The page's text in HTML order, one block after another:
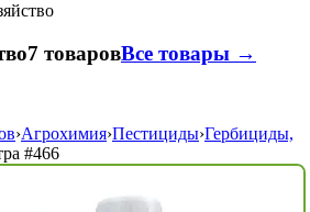
7 товаровВсе товары →
›Агрохимия›Пестициды›Гербициды,
#466